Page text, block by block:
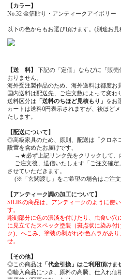
【カラー】
No.32 金箔貼り・アンティークアイボリー
以下の色からもお選び頂けます。(別途お
【送 料】
下記の「定価」ならびに「販
おりません。
海外受注製作品のため、海外送料は都度お
国内送料は配送先、ご注文数によって変わ
送料区分は 「送料のちほど見積もり」 をお
カートは送料0円表示されますが、後ほど
たします。
【配送について】
◎高級家具のため、原則、 配送は「クロネ
設置を含めたお届けです。
→★必ず上記リンク先をクリックして、
ご注文後、送信いたします「ご注文確定
させていただきます。
(※「玄関渡し」をご希望の場合はご注文
【アンティーク調の加工について】
SILIKの商品は、アンティークのように使
す。
彫刻部分に色の濃淡を付けたり、虫食い穴
に見立てたスペック塗装（斑点状に染み付
ク)、へこみ、塗装の剥がれや色ムラがあ
せ。
【その他】
◎この商品は 「代金引換」はご利用頂けま
◎輸入商品につき、原料の高騰、仕入れ価